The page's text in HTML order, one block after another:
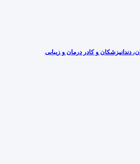
دندانپزشکان و کادر درمان و زیبایی